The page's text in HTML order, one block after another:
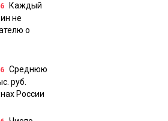
Каждый
не
о
Среднюю
руб.
России